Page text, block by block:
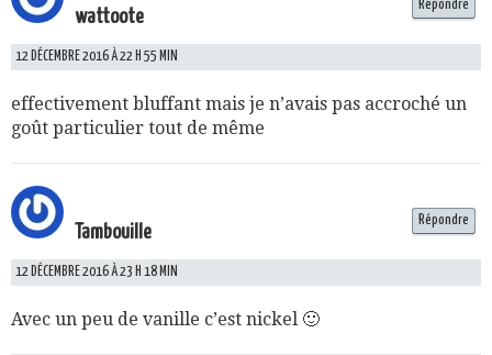
wattoote
12 DÉCEMBRE 2016 À 22 H 55 MIN
effectivement bluffant mais je n’avais pas accroché un
goût particulier tout de même
Répondre
Tambouille
12 DÉCEMBRE 2016 À 23 H 18 MIN
Avec un peu de vanille c’est nickel 🙂
Répondre